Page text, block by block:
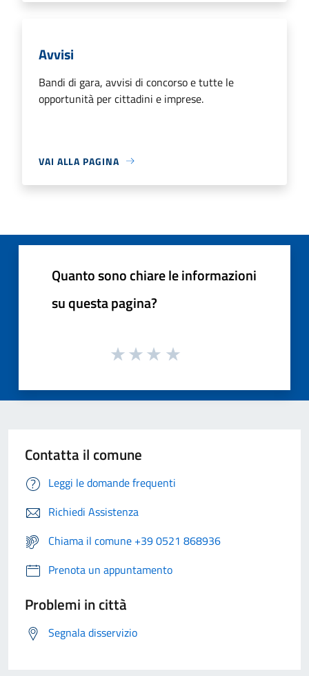
Avvisi
Bandi di gara, avvisi di concorso e tutte le
opportunità per cittadini e imprese.
VAI ALLA PAGINA
Quanto sono chiare le informazioni
su questa pagina?
Contatta il comune
Leggi le domande frequenti
Richiedi Assistenza
Chiama il comune +39 0521 868936
Prenota un appuntamento
Problemi in città
Segnala disservizio